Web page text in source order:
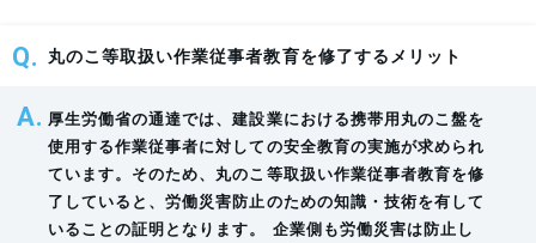
https://www.mhlw.go.jp/web/t_doc?
dataId=00tb6289&dataType=1&pageNo=1
丸のこ等取扱い作業従事者教育を修了するメリット
厚生労働省の通達では、建設業における携帯用丸のこ盤を
使用する作業従事者に対しての安全教育の実施が求められ
ています。そのため、丸のこ等取扱い作業従事者教育を修
了していると、労働災害防止のための知識・技術を有して
いることの証明となります。 企業側も労働災害は防止し